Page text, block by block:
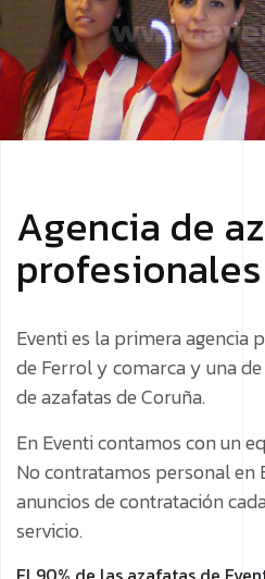
Agencia de
profesionales
Eventi es la primera agencia
de Ferrol y comarca y una
de azafatas de Coruña.
En Eventi contamos con un
No contratamos personal en
anuncios de contratación
servicio.